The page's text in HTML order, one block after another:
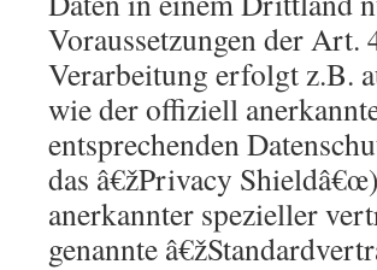
Voraussetzungen der Art.
Verarbeitung erfolgt z.B.
wie der offiziell
entsprechenden
das â€žPrivacy
anerkannter spezieller
genannte